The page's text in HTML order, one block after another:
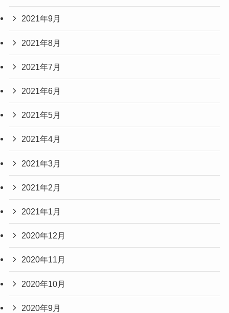
2021年9月
2021年8月
2021年7月
2021年6月
2021年5月
2021年4月
2021年3月
2021年2月
2021年1月
2020年12月
2020年11月
2020年10月
2020年9月